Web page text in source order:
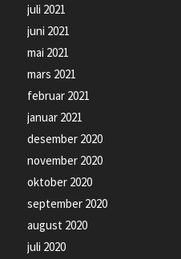
juli 2021
juni 2021
mai 2021
mars 2021
februar 2021
januar 2021
desember 2020
november 2020
oktober 2020
september 2020
august 2020
juli 2020